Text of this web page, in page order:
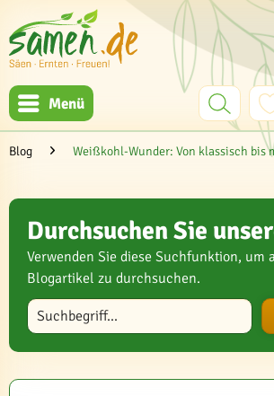
Menü
Blog Weißkohl-Wunder: Von klassisch bis
Durchsuchen Sie
Verwenden Sie diese Suchfunktion, um
Blogartikel zu durchsuchen.
Blog durchsuchen